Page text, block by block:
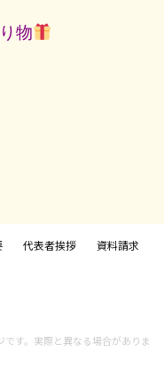
物
代表者挨拶 資料請求
す。実際と異なる場合がありま